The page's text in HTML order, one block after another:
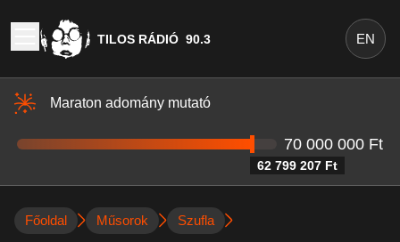
TILOS RÁDIÓ 90.3 EN
Maraton adomány mutató
62 799 207 Ft
70 000 000 Ft
Főoldal Műsorok Szufla